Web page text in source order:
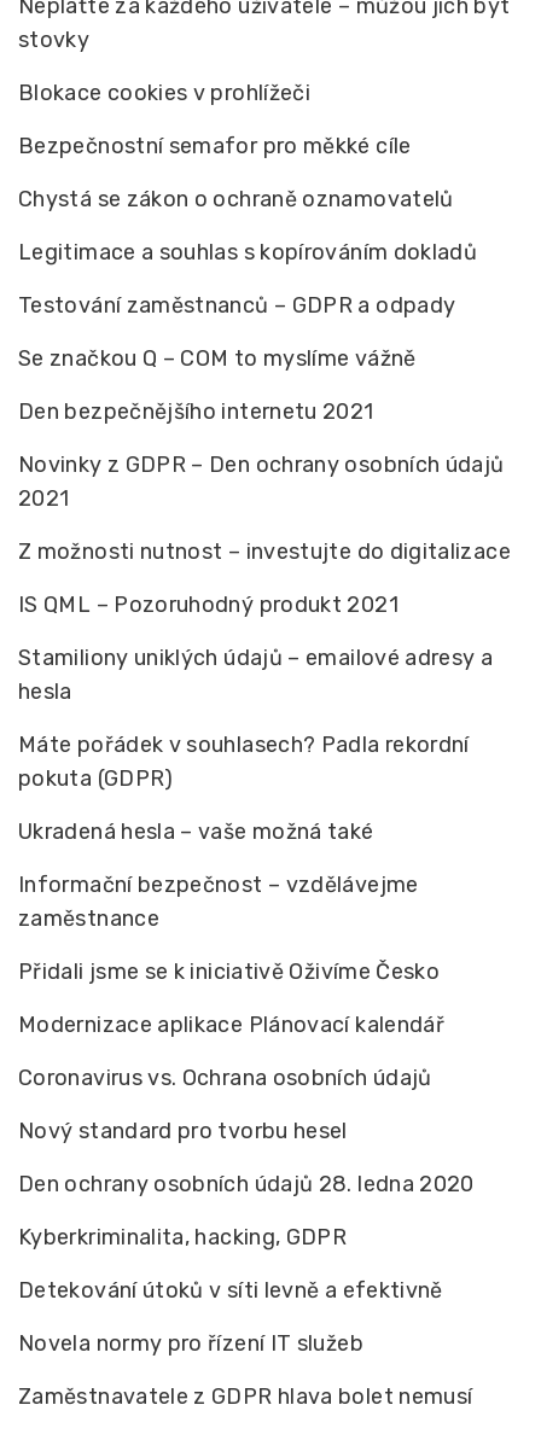
Neplaťte za každého uživatele – můžou jich být
stovky
Blokace cookies v prohlížeči
Bezpečnostní semafor pro měkké cíle
Chystá se zákon o ochraně oznamovatelů
Legitimace a souhlas s kopírováním dokladů
Testování zaměstnanců – GDPR a odpady
Se značkou Q – COM to myslíme vážně
Den bezpečnějšího internetu 2021
Novinky z GDPR – Den ochrany osobních údajů
2021
Z možnosti nutnost – investujte do digitalizace
IS QML – Pozoruhodný produkt 2021
Stamiliony uniklých údajů – emailové adresy a
hesla
Máte pořádek v souhlasech? Padla rekordní
pokuta (GDPR)
Ukradená hesla – vaše možná také
Informační bezpečnost – vzdělávejme
zaměstnance
Přidali jsme se k iniciativě Oživíme Česko
Modernizace aplikace Plánovací kalendář
Coronavirus vs. Ochrana osobních údajů
Nový standard pro tvorbu hesel
Den ochrany osobních údajů 28. ledna 2020
Kyberkriminalita, hacking, GDPR
Detekování útoků v síti levně a efektivně
Novela normy pro řízení IT služeb
Zaměstnavatele z GDPR hlava bolet nemusí